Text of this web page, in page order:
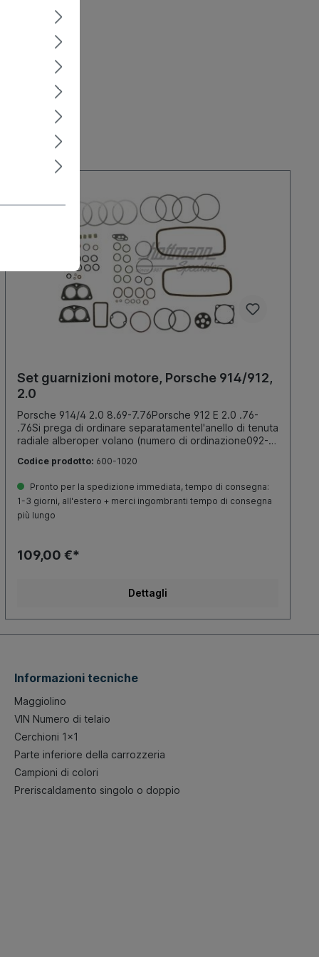
Set guarnizioni motore, Porsche 914/912,
2.0
Porsche 914/4 2.0 8.69-7.76Porsche 912 E 2.0 .76-
.76Si prega di ordinare separatamentel'anello di tenuta
radiale alberoper volano (numero di ordinazione092-
puleggia(numero diordinazione092-0380)
Codice prodotto: 600-1020
Pronto per la spedizione immediata, tempo di consegna:
1-3 giorni, all'estero + merci ingombranti tempo di consegna
più lungo
109,00 €*
Dettagli
Informazioni tecniche
Maggiolino
VIN Numero di telaio
Cerchioni 1x1
Parte inferiore della carrozzeria
Campioni di colori
Preriscaldamento singolo o doppio